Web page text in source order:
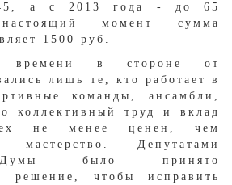
45, а с 2013 года - до 65
момент сумма
1500 руб.
времени в стороне от
лишь те, кто работает в
команды, ансамбли,
коллективный труд и вклад
не менее ценен, чем
мастерство. Депутатами
Думы было принято
решение, чтобы исправить